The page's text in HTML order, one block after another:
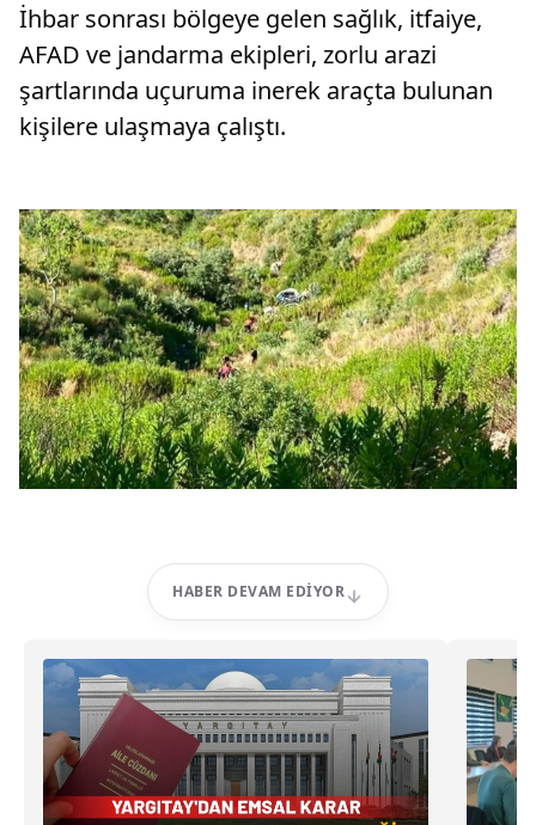
İhbar sonrası bölgeye gelen sağlık, itfaiye,
AFAD ve jandarma ekipleri, zorlu arazi
şartlarında uçuruma inerek araçta bulunan
kişilere ulaşmaya çalıştı.
HABER DEVAM EDIYOR